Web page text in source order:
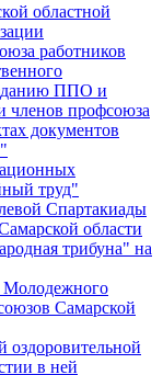
областной
работников
ППО и
членов профсоюза
документов
труд"
Спартакиады
области
трибуна" на
Молодежного
Самарской
оздоровительной
в ней